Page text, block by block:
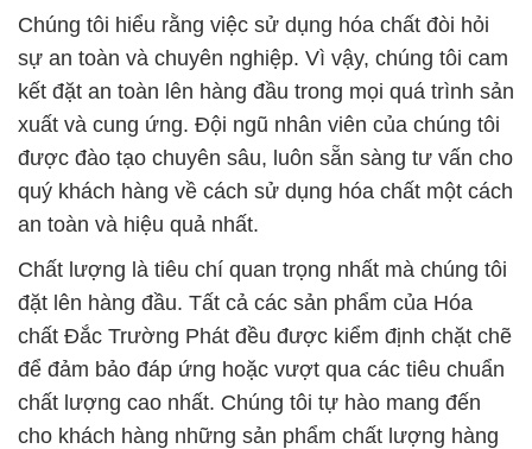
Chúng tôi hiểu rằng việc sử dụng hóa chất đòi hỏi
sự an toàn và chuyên nghiệp. Vì vậy, chúng tôi cam
kết đặt an toàn lên hàng đầu trong mọi quá trình sản
xuất và cung ứng. Đội ngũ nhân viên của chúng tôi
được đào tạo chuyên sâu, luôn sẵn sàng tư vấn cho
quý khách hàng về cách sử dụng hóa chất một cách
an toàn và hiệu quả nhất.
Chất lượng là tiêu chí quan trọng nhất mà chúng tôi
đặt lên hàng đầu. Tất cả các sản phẩm của Hóa
chất Đắc Trường Phát đều được kiểm định chặt chẽ
để đảm bảo đáp ứng hoặc vượt qua các tiêu chuẩn
chất lượng cao nhất. Chúng tôi tự hào mang đến
cho khách hàng những sản phẩm chất lượng hàng